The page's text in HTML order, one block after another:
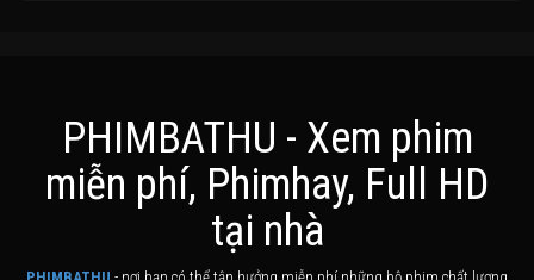
Khuyển Dạ Xoa
PHIMBATHU - Xem phim
miễn phí, Phimhay, Full HD
tại nhà